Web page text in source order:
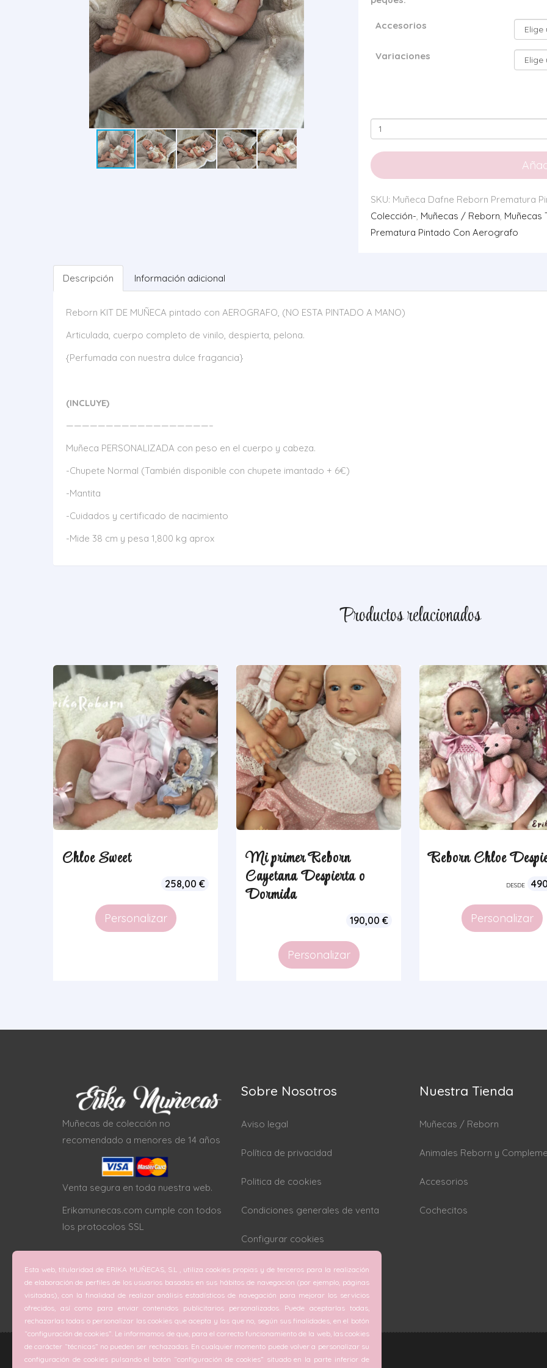
Accesorios
Variaciones
Muñeca
Dafne
Reborn
Prematura
SKU: Muñeca Dafne Reborn Prematura
Colección-, Muñecas / Reborn, Muñecas
Prematura Pintado Con Aerografo
Descripción Información adicional
Reborn KIT DE MUÑECA pintado con AEROGRAFO, (NO ESTA PINTADO A MANO)
Articulada, cuerpo completo de vinilo, despierta, pelona.
{Perfumada con nuestra dulce fragancia}
(INCLUYE)
——————————————————–
Muñeca PERSONALIZADA con peso en el cuerpo y cabeza.
-Chupete Normal (También disponible con chupete imantado + 6€)
-Mantita
-Cuidados y certificado de nacimiento
-Mide 38 cm y pesa 1,800 kg aprox
Productos relacionados
Chloe Sweet
258,00 €
Personalizar
Mi primer Reborn
Cayetana Despierta o
Dormida
190,00 €
Personalizar
Reborn Chloe
DESDE
Personalizar
Muñecas de colección no
recomendado a menores de 14 años
Venta segura en toda nuestra web.
Erikamunecas.com cumple con todos
los protocolos SSL
Sobre Nosotros
Aviso legal
Política de privacidad
Politica de cookies
Condiciones generales de venta
Configurar cookies
Nuestra Tienda
Muñecas / Reborn
Animales Reborn y
Accesorios
Cochecitos
Esta web, titularidad de ERIKA MUÑECAS, S.L , utiliza cookies propias y de terceros para la realización
de elaboración de perfiles de los usuarios basadas en sus hábitos de navegación (por ejemplo, páginas
visitadas), con la finalidad de realizar análisis estadísticos de navegación para mejorar los servicios
ofrecidos, así como para enviar contenidos publicitarios personalizados. Puede aceptarlas todas,
rechazarlas todas o personalizar las cookies que acepta y las que no, según sus finalidades, en el botón
“configuración de cookies”. Le informamos de que, para el correcto funcionamiento de la web, las cookies
de carácter “técnicas” no pueden ser rechazadas. En cualquier momento puede volver a personalizar su
configuración de cookies pulsando el botón “configuración de cookies” situado en la parte inferior de